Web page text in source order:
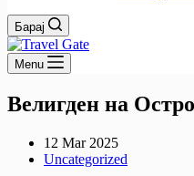
Барај
Menu
Велигден на
12 Mar 2025
Uncategorized